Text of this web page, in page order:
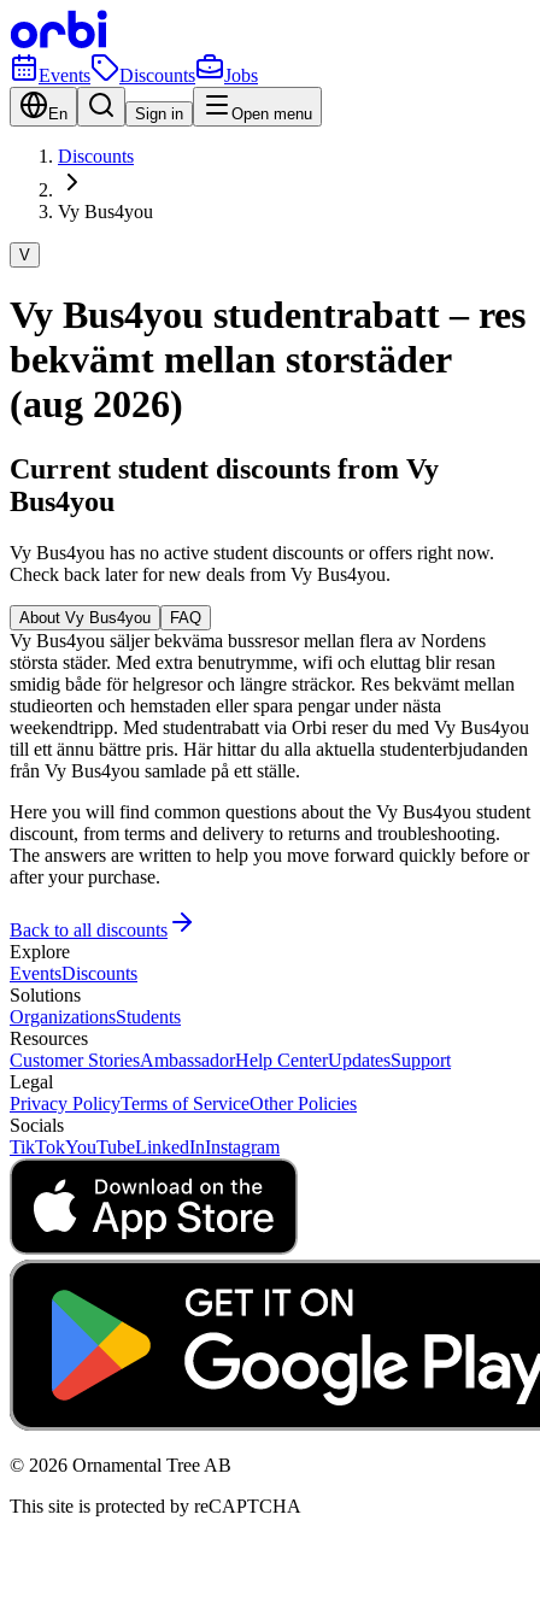
Events Discounts Jobs
En Sign in Open menu
Discounts
Vy Bus4you
V
Vy Bus4you studentrabatt – res
bekvämt mellan storstäder
(aug 2026)
Current student discounts from Vy
Bus4you
Vy Bus4you has no active student discounts or offers right now.
Check back later for new deals from Vy Bus4you.
About Vy Bus4you FAQ
Vy Bus4you säljer bekväma bussresor mellan flera av Nordens
största städer. Med extra benutrymme, wifi och eluttag blir resan
smidig både för helgresor och längre sträckor. Res bekvämt mellan
studieorten och hemstaden eller spara pengar under nästa
weekendtripp. Med studentrabatt via Orbi reser du med Vy Bus4you
till ett ännu bättre pris. Här hittar du alla aktuella studenterbjudanden
från Vy Bus4you samlade på ett ställe.
Here you will find common questions about the Vy Bus4you student
discount, from terms and delivery to returns and troubleshooting.
The answers are written to help you move forward quickly before or
after your purchase.
Back to all discounts
Explore
EventsDiscounts
Solutions
OrganizationsStudents
Resources
Customer StoriesAmbassadorHelp CenterUpdatesSupport
Legal
Privacy PolicyTerms of ServiceOther Policies
Socials
TikTokYouTubeLinkedInInstagram
© 2026 Ornamental Tree AB
This site is protected by reCAPTCHA